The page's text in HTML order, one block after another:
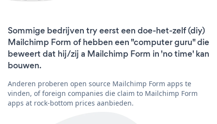
Sommige bedrijven try eerst een doe-het-zelf (diy)
Mailchimp Form of hebben een "computer guru" die
beweert dat hij/zij a Mailchimp Form in 'no time' kan
bouwen.
Anderen proberen open source Mailchimp Form apps te
vinden, of foreign companies die claim to Mailchimp Form
apps at rock-bottom prices aanbieden.